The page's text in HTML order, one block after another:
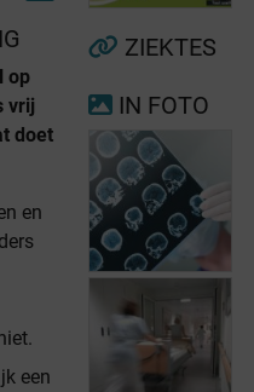
op
vrij
doet
en
een
Voorkamerfibrillatie
Exocriene
pancreas-
insufficiëntie
ZIEKTES
IN FOTO